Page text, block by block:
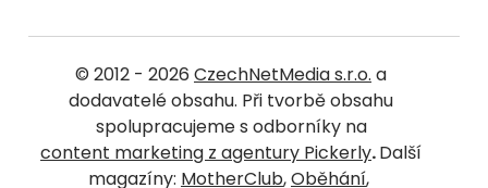
© 2012 - 2026 CzechNetMedia s.r.o. a
dodavatelé obsahu. Při tvorbě obsahu
spolupracujeme s odborníky na
content marketing z agentury Pickerly.Další
magazíny: MotherClub,Oběhání,